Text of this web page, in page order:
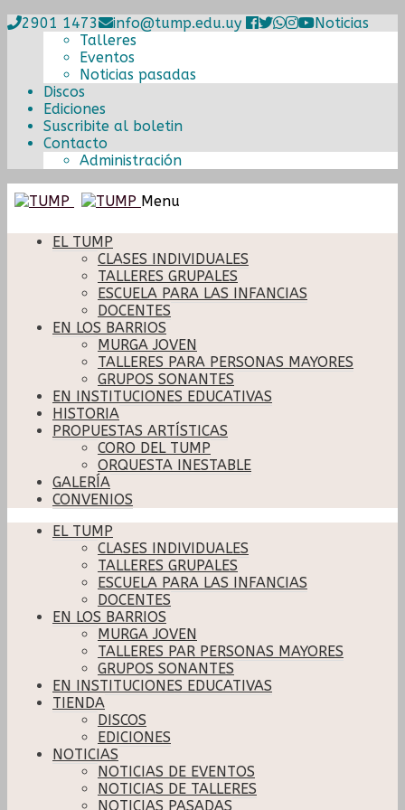
2901 1473 info@tump.edu.uy
Noticias
Talleres
Eventos
Noticias pasadas
Discos
Ediciones
Suscribite al boletin
Contacto
Administración
Ir
la
navegación
Ir
contenido
Menu
EL TUMP
CLASES INDIVIDUALES
TALLERES GRUPALES
ESCUELA PARA LAS INFANCIAS
DOCENTES
EN LOS BARRIOS
MURGA JOVEN
TALLERES PARA PERSONAS MAYORES
GRUPOS SONANTES
EN INSTITUCIONES EDUCATIVAS
HISTORIA
PROPUESTAS ARTÍSTICAS
CORO DEL TUMP
ORQUESTA INESTABLE
GALERÍA
CONVENIOS
EL TUMP
CLASES INDIVIDUALES
TALLERES GRUPALES
ESCUELA PARA LAS INFANCIAS
DOCENTES
EN LOS BARRIOS
MURGA JOVEN
TALLERES PAR PERSONAS MAYORES
GRUPOS SONANTES
EN INSTITUCIONES EDUCATIVAS
TIENDA
DISCOS
EDICIONES
NOTICIAS
NOTICIAS DE EVENTOS
NOTICIAS DE TALLERES
NOTICIAS PASADAS